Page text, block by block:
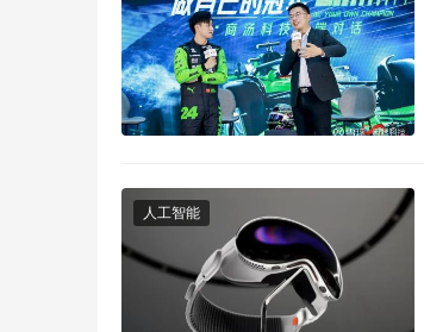
人工智能